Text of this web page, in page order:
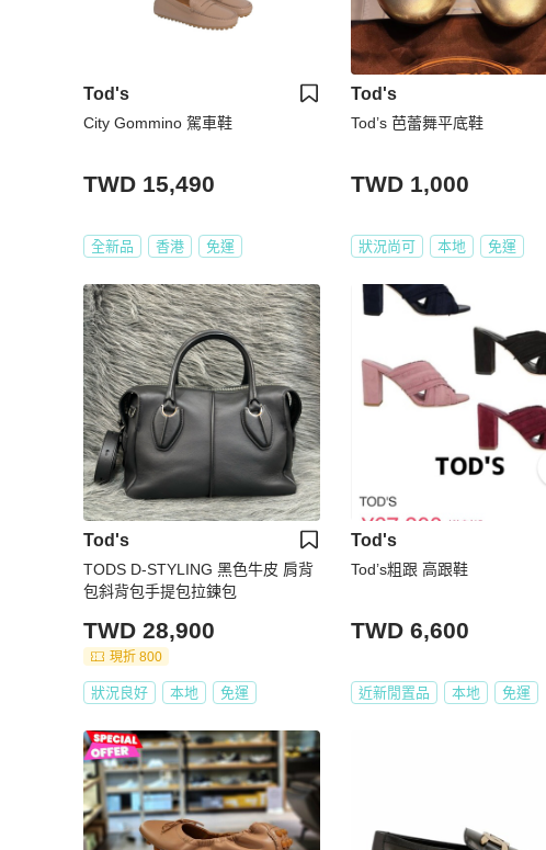
Tod's
City Gommino 駕車鞋
TWD 15,490
全新品 香港 免運
Tod's
Tod’s 芭蕾舞平底鞋
TWD 1,000
狀況尚可 本地 免運
Tod's
TODS D-STYLING 黑色牛皮 肩背
包斜背包手提包拉鍊包
TWD 28,900
現折 800
狀況良好 本地 免運
Tod's
Tod’s粗跟 高跟鞋
TWD 6,600
近新閒置品 本地 免運